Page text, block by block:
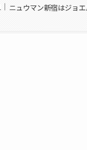
ニュウマン新宿はジョ